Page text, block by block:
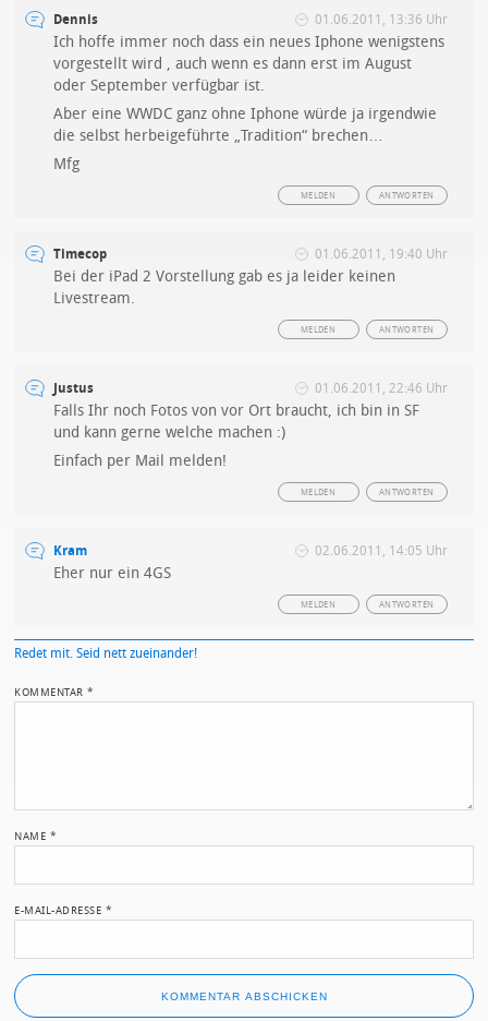
Dennis 01.06.2011, 13:36 Uhr
Ich hoffe immer noch dass ein neues Iphone wenigstens
vorgestellt wird , auch wenn es dann erst im August
oder September verfügbar ist.
Aber eine WWDC ganz ohne Iphone würde ja irgendwie
die selbst herbeigeführte „Tradition“ brechen…
Mfg
ANTWORTEN
MELDEN
Timecop 01.06.2011, 19:40 Uhr
Bei der iPad 2 Vorstellung gab es ja leider keinen
Livestream.
ANTWORTEN
MELDEN
Justus 01.06.2011, 22:46 Uhr
Falls Ihr noch Fotos von vor Ort braucht, ich bin in SF
und kann gerne welche machen :)
Einfach per Mail melden!
ANTWORTEN
MELDEN
Kram 02.06.2011, 14:05 Uhr
Eher nur ein 4GS
ANTWORTEN
MELDEN
Redet mit. Seid nett zueinander!
KOMMENTAR*
NAME *
E-MAIL-ADRESSE *